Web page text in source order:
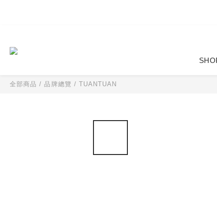
全部商品 /品牌總覽 / TUANTUAN